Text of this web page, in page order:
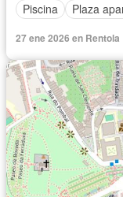
Piscina
Plaza
27 ene 2026 en Rentola